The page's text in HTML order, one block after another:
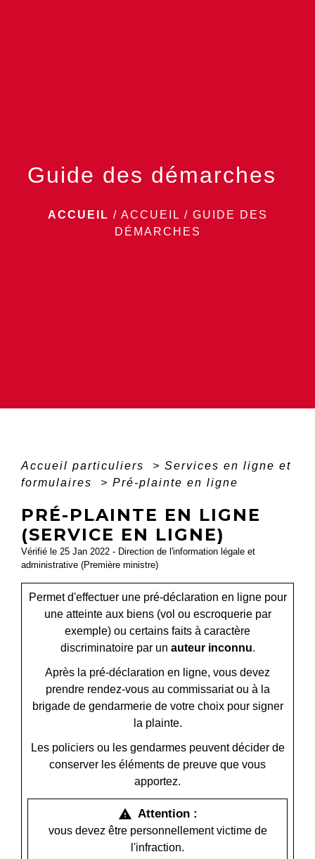
Guide des démarches
ACCUEIL / ACCUEIL / GUIDE DES
DÉMARCHES
Accueil particuliers > Services en ligne et
formulaires
> Pré-plainte en ligne
PRÉ-PLAINTE EN LIGNE
(SERVICE EN LIGNE)
Vérifié le 25 Jan 2022 - Direction de l'information légale et
administrative (Première ministre)
Permet d'effectuer une pré-déclaration en ligne pour
une atteinte aux biens (vol ou escroquerie par
exemple) ou certains faits à caractère
discriminatoire par un auteur inconnu.
Après la pré-déclaration en ligne, vous devez
prendre rendez-vous au commissariat ou à la
brigade de gendarmerie de votre choix pour signer
la plainte.
Les policiers ou les gendarmes peuvent décider de
conserver les éléments de preuve que vous
apportez.
warning Attention :
vous devez être personnellement victime de
l'infraction.